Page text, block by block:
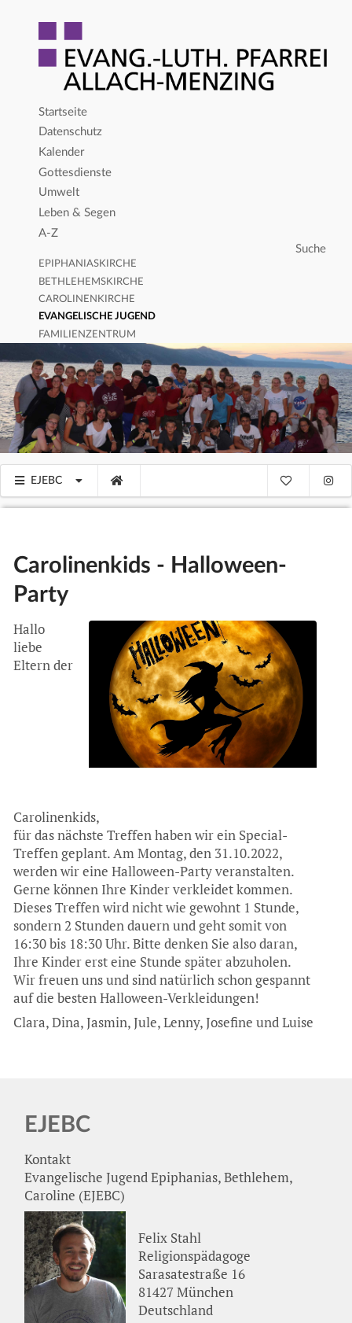
Startseite
Datenschutz
Kalender
Gottesdienste
Umwelt
Leben & Segen
A-Z
EPIPHANIASKIRCHE
BETHLEHEMSKIRCHE
CAROLINENKIRCHE
EVANGELISCHE JUGEND
FAMILIENZENTRUM
EJEBC
Carolinenkids - Halloween-
Party
Hallo
liebe
Eltern der
Carolinenkids,
für das nächste Treffen haben wir ein Special-
Treffen geplant. Am Montag, den 31.10.2022,
werden wir eine Halloween-Party veranstalten.
Gerne können Ihre Kinder verkleidet kommen.
Dieses Treffen wird nicht wie gewohnt 1 Stunde,
sondern 2 Stunden dauern und geht somit von
16:30 bis 18:30 Uhr. Bitte denken Sie also daran,
Ihre Kinder erst eine Stunde später abzuholen.
Wir freuen uns und sind natürlich schon gespannt
auf die besten Halloween-Verkleidungen!
Clara, Dina, Jasmin, Jule, Lenny, Josefine und Luise
EJEBC
Kontakt
Evangelische Jugend Epiphanias, Bethlehem,
Caroline (EJEBC)
Felix Stahl
Religionspädagoge
Sarasatestraße 16
81427 München
Deutschland